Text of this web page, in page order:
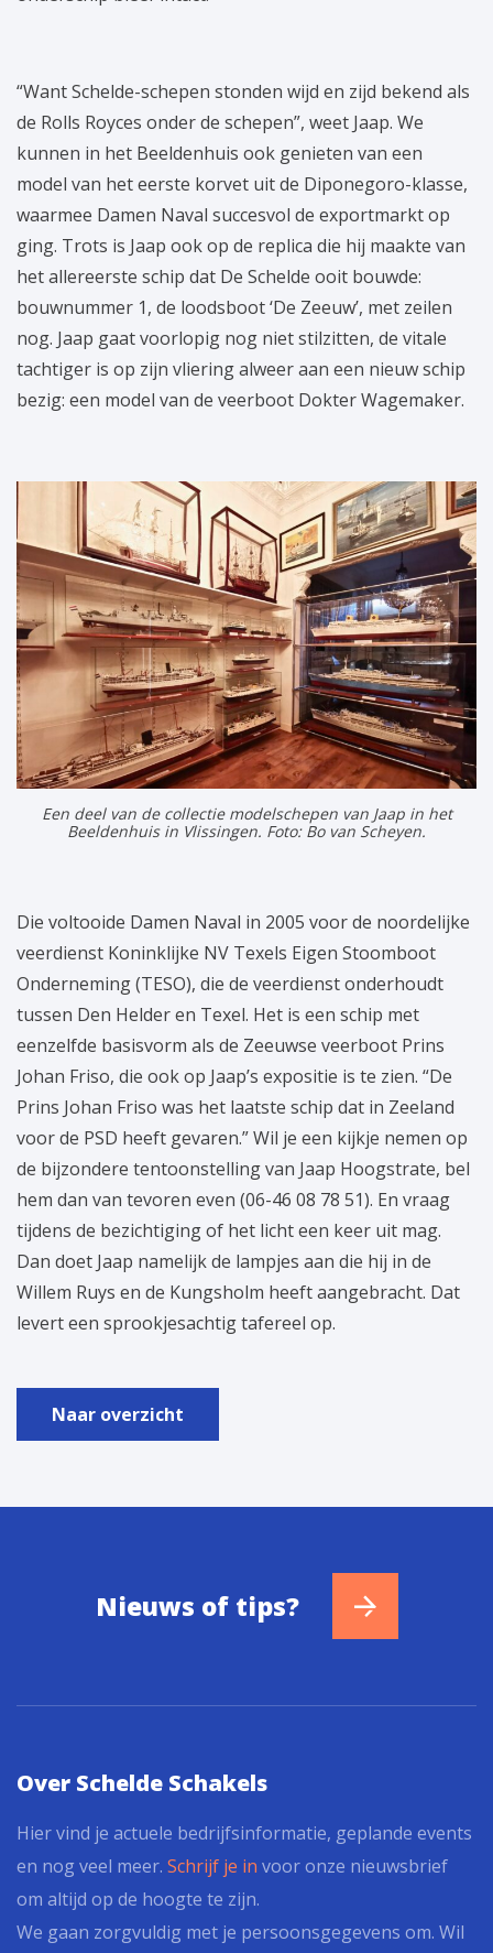
“Want Schelde-schepen stonden wijd en zijd bekend als
de Rolls Royces onder de schepen”, weet Jaap. We
kunnen in het Beeldenhuis ook genieten van een
model van het eerste korvet uit de Diponegoro-klasse,
waarmee Damen Naval succesvol de exportmarkt op
ging. Trots is Jaap ook op de replica die hij maakte van
het allereerste schip dat De Schelde ooit bouwde:
bouwnummer 1, de loodsboot ‘De Zeeuw’, met zeilen
nog. Jaap gaat voorlopig nog niet stilzitten, de vitale
tachtiger is op zijn vliering alweer aan een nieuw schip
bezig: een model van de veerboot Dokter Wagemaker.
Een deel van de collectie modelschepen van Jaap in het
Beeldenhuis in Vlissingen. Foto: Bo van Scheyen.
Die voltooide Damen Naval in 2005 voor de noordelijke
veerdienst Koninklijke NV Texels Eigen Stoomboot
Onderneming (TESO), die de veerdienst onderhoudt
tussen Den Helder en Texel. Het is een schip met
eenzelfde basisvorm als de Zeeuwse veerboot Prins
Johan Friso, die ook op Jaap’s expositie is te zien. “De
Prins Johan Friso was het laatste schip dat in Zeeland
voor de PSD heeft gevaren.” Wil je een kijkje nemen op
de bijzondere tentoonstelling van Jaap Hoogstrate, bel
hem dan van tevoren even (06-46 08 78 51). En vraag
tijdens de bezichtiging of het licht een keer uit mag.
Dan doet Jaap namelijk de lampjes aan die hij in de
Willem Ruys en de Kungsholm heeft aangebracht. Dat
levert een sprookjesachtig tafereel op.
Naar overzicht
Nieuws of tips?
Over Schelde Schakels
Hier vind je actuele bedrijfsinformatie, geplande events
en nog veel meer. Schrijf je in voor onze nieuwsbrief
om altijd op de hoogte te zijn.
We gaan zorgvuldig met je persoonsgegevens om. Wil